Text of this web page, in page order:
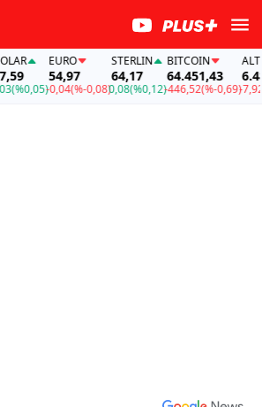
EURO
54,97
-0,04(%-0,08)
STERLIN
64,17
0,08(%0,12)
BITCOIN
64.451,43
-446,52(%-0,69)
ALTIN
-7,92(%-